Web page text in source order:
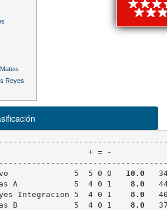
Reyes
+ = -
5  5 0 0 10.0
A            5  4 0 1
8.0
Integracion 5  4 0 1
8.0
B            5  4 0 1
8.0